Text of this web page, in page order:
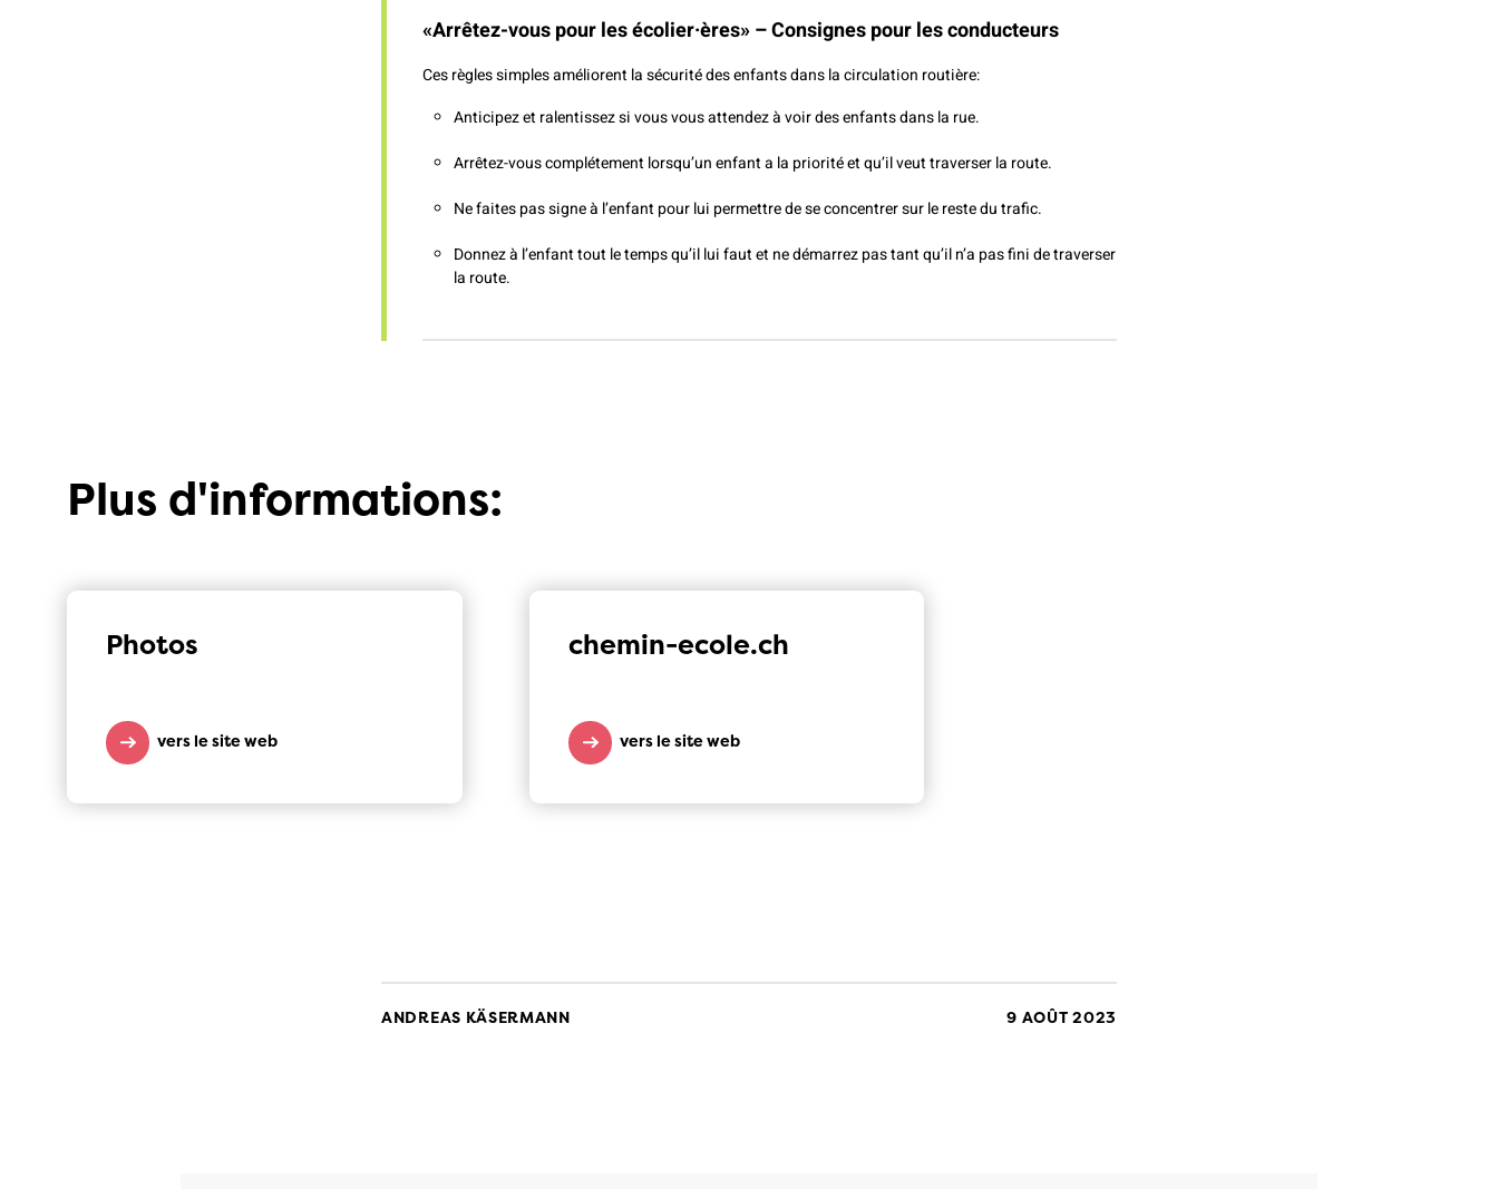
«Arrêtez-vous pour les écolier·ères» – Consignes pour les conducteurs
Ces règles simples améliorent la sécurité des enfants dans la circulation routière:
Anticipez et ralentissez si vous vous attendez à voir des enfants dans la rue.
Arrêtez-vous complétement lorsqu’un enfant a la priorité et qu’il veut traverser la route.
Ne faites pas signe à l’enfant pour lui permettre de se concentrer sur le reste du trafic.
Donnez à l’enfant tout le temps qu’il lui faut et ne démarrez pas tant qu’il n’a pas fini de traverser
la route.
Plus d'informations:
Photos
vers le site web
chemin-ecole.ch
vers le site web
ANDREAS KÄSERMANN 9 AOÛT 2023